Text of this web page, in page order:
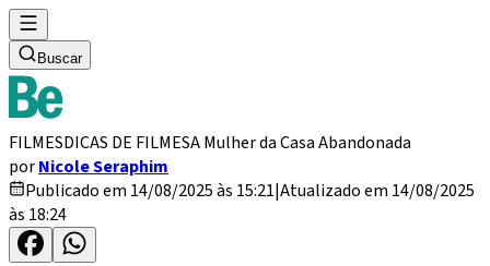
Buscar
FILMESDICAS DE FILMESA Mulher da Casa Abandonada
porNicole Seraphim
Publicado em 14/08/2025 às 15:21|Atualizado em 14/08/2025
às 18:24